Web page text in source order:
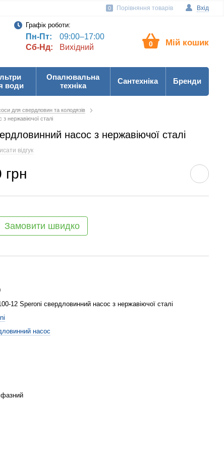
Вхід
0 Порівняння товарів
Графік роботи:
Пн-Пт:
09:00–17:00
Сб-Нд:
Вихідний 0 Мій кошик
води
Опалювальна
техніка
Сантехніка Бренди
для свердловин та колодязів
нержавіючої сталі
насос з нержавіючої сталі
відгук
Замовити швидко
12 Speroni свердловинний насос з нержавіючої сталі
насос